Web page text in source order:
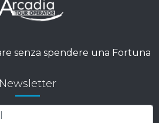
senza spendere una Fortuna
Newsletter